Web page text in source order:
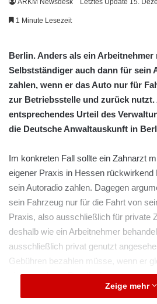
ARKM Newsdesk Letztes Update 15.
1 Minute Lesezeit
Berlin. Anders als ein Arbeitnehmer
Selbstständiger auch dann für sein
zahlen, wenn er das Auto nur für
zur Betriebsstelle und zurück nutzt.
entsprechendes Urteil des
die Deutsche Anwaltauskunft in
Im konkreten Fall sollte ein Zahnarzt
eigener Praxis in Hessen rückwirkend
sein Autoradio zahlen. Dagegen
sein Fahrzeug nur für die Fahrt von
Praxis, also ausschließlich für private
deshalb wie ein Arbeitnehmer
ausschließlich privat genutzt
Gebühren bezahlen müsse, wenn er
einem anderen Rundfunkgerät
Zeige mehr